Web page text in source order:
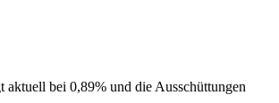
aktuell bei 0,89% und die Ausschüttungen